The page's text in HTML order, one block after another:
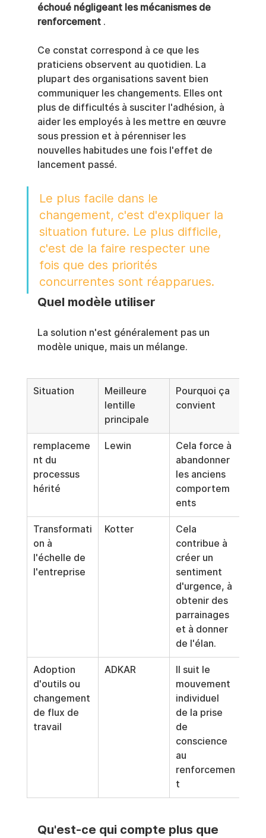
échoué négligeant les mécanismes de
renforcement .
Ce constat correspond à ce que les
praticiens observent au quotidien. La
plupart des organisations savent bien
communiquer les changements. Elles ont
plus de difficultés à susciter l'adhésion, à
aider les employés à les mettre en œuvre
sous pression et à pérenniser les
nouvelles habitudes une fois l'effet de
lancement passé.
Le plus facile dans le
changement, c'est d'expliquer la
situation future. Le plus difficile,
c'est de la faire respecter une
fois que des priorités
concurrentes sont réapparues.
Quel modèle utiliser
La solution n'est généralement pas un
modèle unique, mais un mélange.
Situation
Meilleure
lentille
principale
Pourquoi ça
convient
remplaceme
nt du
processus
hérité
Lewin
Cela force à
abandonner
les anciens
comportem
ents
Transformati
on à
l'échelle de
l'entreprise
Kotter
Cela
contribue à
créer un
sentiment
d'urgence, à
obtenir des
parrainages
et à donner
de l'élan.
Adoption
d'outils ou
changement
de flux de
travail
ADKAR
Il suit le
mouvement
individuel
de la prise
de
conscience
au
renforcemen
t
Qu'est-ce qui compte plus que